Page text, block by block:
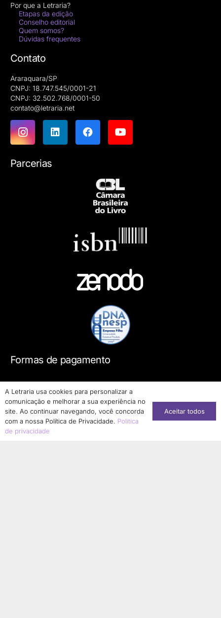
Por que a Letraria?
Etapas da edição
Conselho editorial
Quem somos?
Dúvidas frequentes
Contato
Araraquara/SP
CNPJ: 18.747.545/0001-21
CNPJ: 32.502.768/0001-50
contato@letraria.net
Parcerias
Formas de pagamento
A Letraria usa cookies para personalizar a
comunicação e melhorar a sua experiência no
site. Ao continuar navegando, você concorda
com a nossa Política de Privacidade. Politica
de privacidade
Aceitar todos